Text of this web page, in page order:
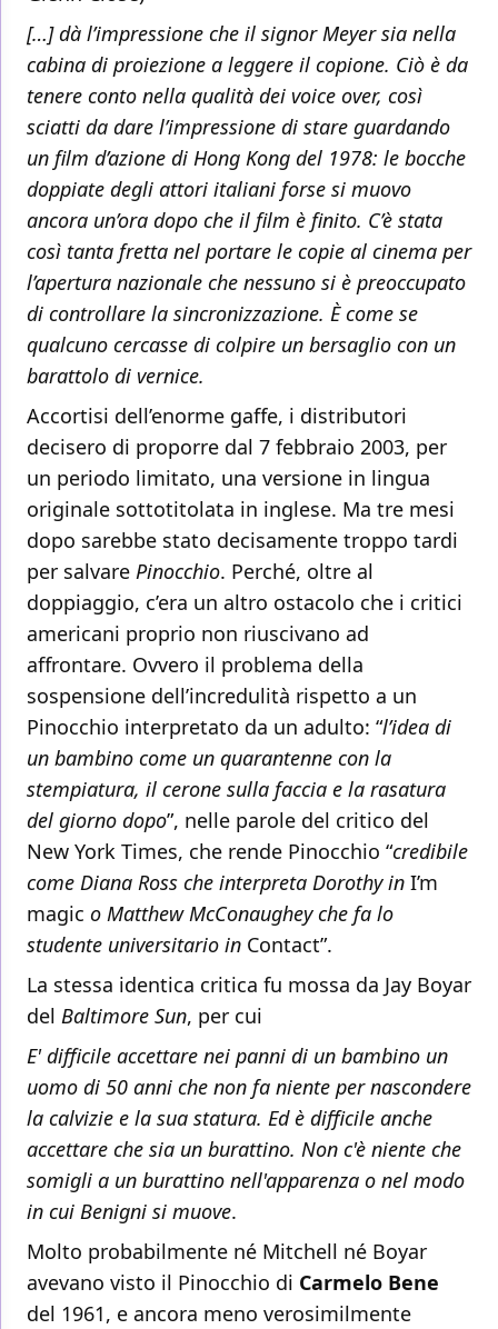
[…] dà l’impressione che il signor Meyer sia nella
cabina di proiezione a leggere il copione. Ciò è da
tenere conto nella qualità dei voice over, così
sciatti da dare l’impressione di stare guardando
un film d’azione di Hong Kong del 1978: le bocche
doppiate degli attori italiani forse si muovo
ancora un’ora dopo che il film è finito. C’è stata
così tanta fretta nel portare le copie al cinema per
l’apertura nazionale che nessuno si è preoccupato
di controllare la sincronizzazione. È come se
qualcuno cercasse di colpire un bersaglio con un
barattolo di vernice.
Accortisi dell’enorme gaffe, i distributori
decisero di proporre dal 7 febbraio 2003, per
un periodo limitato, una versione in lingua
originale sottotitolata in inglese. Ma tre mesi
dopo sarebbe stato decisamente troppo tardi
per salvare Pinocchio. Perché, oltre al
doppiaggio, c’era un altro ostacolo che i critici
americani proprio non riuscivano ad
affrontare. Ovvero il problema della
sospensione dell’incredulità rispetto a un
Pinocchio interpretato da un adulto: “l’idea di
un bambino come un quarantenne con la
stempiatura, il cerone sulla faccia e la rasatura
del giorno dopo”, nelle parole del critico del
New York Times, che rende Pinocchio “credibile
come Diana Ross che interpreta Dorothy in I’m
magic o Matthew McConaughey che fa lo
studente universitario in Contact”.
La stessa identica critica fu mossa da Jay Boyar
del Baltimore Sun, per cui
E' difficile accettare nei panni di un bambino un
uomo di 50 anni che non fa niente per nascondere
la calvizie e la sua statura. Ed è difficile anche
accettare che sia un burattino. Non c'è niente che
somigli a un burattino nell'apparenza o nel modo
in cui Benigni si muove.
Molto probabilmente né Mitchell né Boyar
avevano visto il Pinocchio di Carmelo Bene
del 1961, e ancora meno verosimilmente